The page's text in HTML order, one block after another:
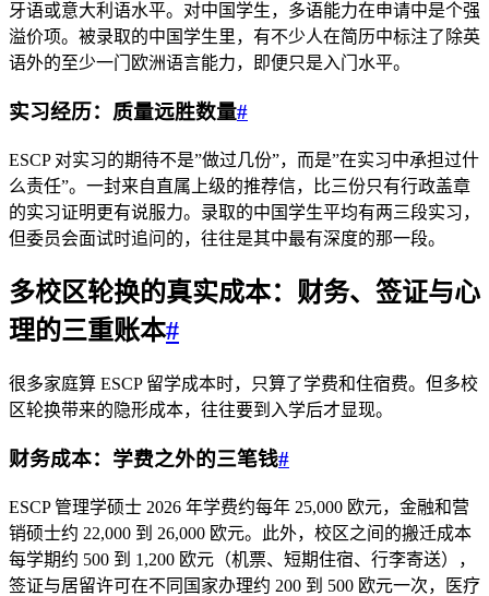
牙语或意大利语水平。对中国学生，多语能力在申请中是个强
溢价项。被录取的中国学生里，有不少人在简历中标注了除英
语外的至少一门欧洲语言能力，即便只是入门水平。
实习经历：质量远胜数量#
ESCP 对实习的期待不是”做过几份”，而是”在实习中承担过什
么责任”。一封来自直属上级的推荐信，比三份只有行政盖章
的实习证明更有说服力。录取的中国学生平均有两三段实习，
但委员会面试时追问的，往往是其中最有深度的那一段。
多校区轮换的真实成本：财务、签证与心
理的三重账本#
很多家庭算 ESCP 留学成本时，只算了学费和住宿费。但多校
区轮换带来的隐形成本，往往要到入学后才显现。
财务成本：学费之外的三笔钱#
ESCP 管理学硕士 2026 年学费约每年 25,000 欧元，金融和营
销硕士约 22,000 到 26,000 欧元。此外，校区之间的搬迁成本
每学期约 500 到 1,200 欧元（机票、短期住宿、行李寄送），
签证与居留许可在不同国家办理约 200 到 500 欧元一次，医疗